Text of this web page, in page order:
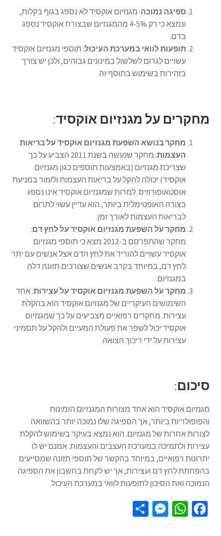
ספיגה נמוכה: מגנזיום אוקסיד לא נספג בגוף בקלות,
ונמצא כי רק 4-5% מהמגנזיום שבצורת אוקסיד נספג
בדם.
תופעות לוואי במערכת העיכול: תוספי מגנזיום אוקסיד
עשויים לגרום לשלשול במינונים גבוהים, ולכן יש צורך
בזהירות בשימוש בתוסף זה.
מחקרים על מגנזיום אוקסיד:
מחקר בנושא השפעת מגנזיום אוקסיד על בריאות
העצמות
: מחקר שנעשה בשנת 2011 הצביע על כך
שצריכת מגנזיום (באמצעות תוספים כגון מגנזיום
אוקסיד) יכולה להקל על בריאות העצמות ולעזור במניעת
אוסטאופורוזיס. למרות שמגנזיום אוקסיד אינו נספג
בצורה האופטימלית ביותר, הוא עדיין עשוי לתרום
לבריאות העצמות לאורך זמן.
מחקר על השפעת מגנזיום אוקסיד על לחץ דם:
מחקר שהתפרסם ב-2012 מצא כי תוספי מגנזיום
אוקסיד עשויים להוריד את לחץ הדם אצל אנשים עם יתר
לחץ דם, במיוחד בקרב אנשים שצורכים תזונה דלה
במגנזיום.
מחקר על השפעת מגנזיום אוקסיד על עצירות: אחד
השימושים העיקריים של מגנזיום אוקסיד הוא בהקלת
עצירות. מחקרים רפואיים מצביעים על כך שמגנזיום
אוקסיד יכול לשפר את פעולת המעיים ולהקל על תסמיני
עצירות על ידי ריכוך הצואה.
סיכום:
מגנזיום אוקסיד הוא אחד מצורות המגנזיום הזמינות
והפופולריות ביותר, אך הספיגה שלו נמוכה יותר בהשוואה
לצורות אחרות של מגנזיום. הוא נמצא בעיקר בשימוש להקלת
עצירות ולתמיכה במערכת העצבים והעצמות. אמנם יש לו
יתרונות רפואיים, במיוחד בהקשר של תוספי תזונה שמסייעים
בהפחתת לחץ דם ועצירות, אך יש לקחת בחשבון את הספיגה
הנמוכה ואת הסיכון לתופעות לוואי במערכת העיכול.
Fa
W
M
S